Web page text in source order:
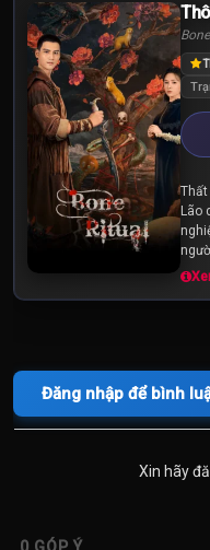
Thất
Lão
án
Đăng nhập để bình
Xin hãy
0 GÓP Ý